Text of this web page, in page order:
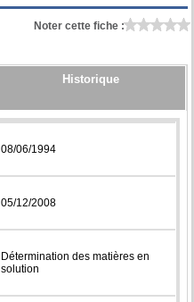
Noter cette fiche :
Historique
08/06/1994
05/12/2008
Détermination des matières en
solution